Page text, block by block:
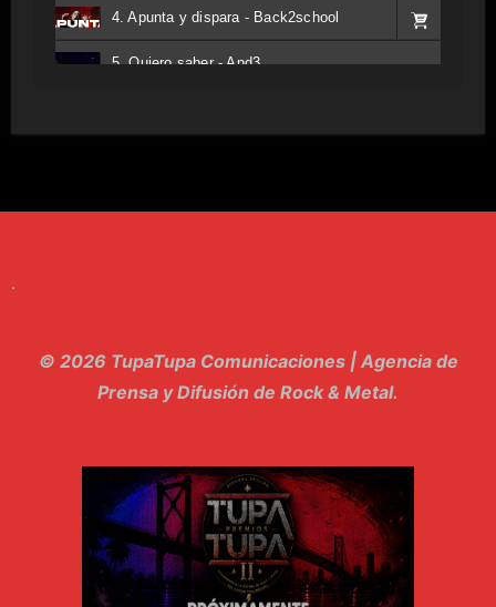
4. Apunta y dispara - Back2school
5. Quiero saber - And3
14. Llanto en el Cielo - Carmaleon
15. Pachakuti - Pleia
16. Demuestro Mi Fe - Epidemia Rapcore
.
© 2026 TupaTupa Comunicaciones | Agencia de
Prensa y Difusión de Rock & Metal.